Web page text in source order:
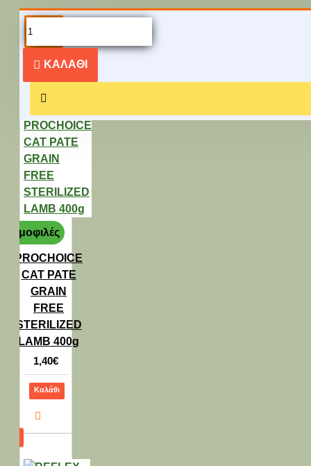
ΚΑΛΆΘΙ
PEOPLE ALSO
Δημοφιλές
PROCHOICE
CAT PATE
GRAIN
FREE
STERILIZED
LAMB 400g
1,40€
Καλάθι